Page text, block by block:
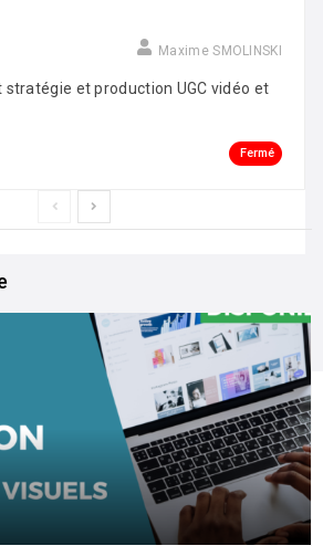
Maxime SMOLINSKI
et production UGC vidéo et
Fermé